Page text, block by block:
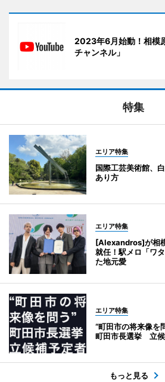
2023年6月始動！相模
チャンネル」
特集
エリア特集
国際工芸美術館、
あり方
エリア特集
[Alexandros]が相
就任！駅メロ「ワ
た地元愛
エリア特集
“町田市の将来像を
町田市長選挙 立候
もっと見る